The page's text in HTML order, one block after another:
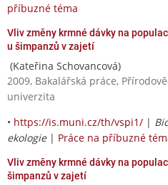
příbuzné téma
Vliv změny krmné dávky na
u šimpanzů v zajetí
(Kateřina Schovancová)
2009, Bakalářská práce,
univerzita
• https://is.muni.cz/th/vspi1/ |
ekologie| Práce na příbuzné
Vliv změny krmné dávky na
šimpanzů v zajetí